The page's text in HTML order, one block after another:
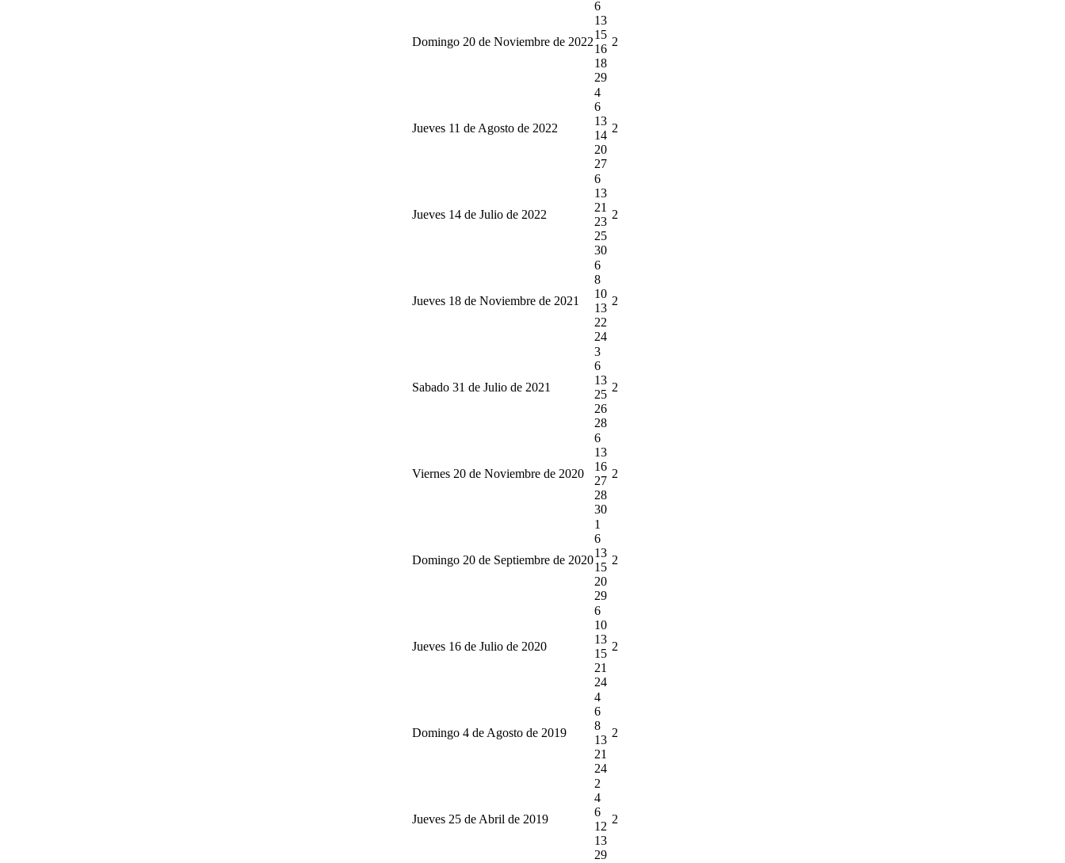
Domingo 20 de Noviembre de 2022
6
13
15
16
18
29
2
Jueves 11 de Agosto de 2022
4
6
13
14
20
27
2
Jueves 14 de Julio de 2022
6
13
21
23
25
30
2
Jueves 18 de Noviembre de 2021
6
8
10
13
22
24
2
Sabado 31 de Julio de 2021
3
6
13
25
26
28
2
Viernes 20 de Noviembre de 2020
6
13
16
27
28
30
2
Domingo 20 de Septiembre de 2020
1
6
13
15
20
29
2
Jueves 16 de Julio de 2020
6
10
13
15
21
24
2
Domingo 4 de Agosto de 2019
4
6
8
13
21
24
2
Jueves 25 de Abril de 2019
2
4
6
12
13
29
2